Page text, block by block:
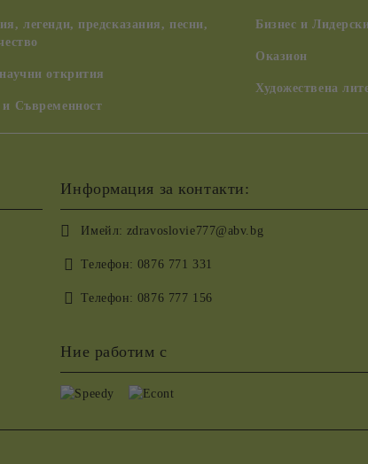
легенди, предсказания, песни,
открития
Съвременност
Бизнес и
Оказион
Художествена
Информация за контакти:
Имейл: zdravoslovie777@abv.bg
Телефон: 0876 771 331
Телефон: 0876 777 156
Ние работим с